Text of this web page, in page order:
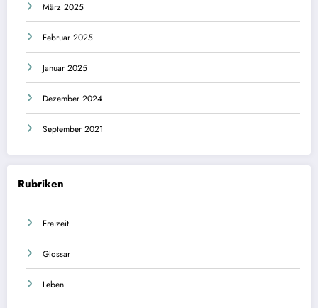
März 2025
Februar 2025
Januar 2025
Dezember 2024
September 2021
Rubriken
Freizeit
Glossar
Leben